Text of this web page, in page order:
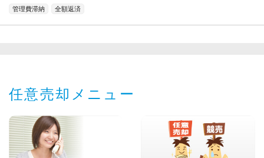
管理費滞納 全額返済
任意売却メニュー